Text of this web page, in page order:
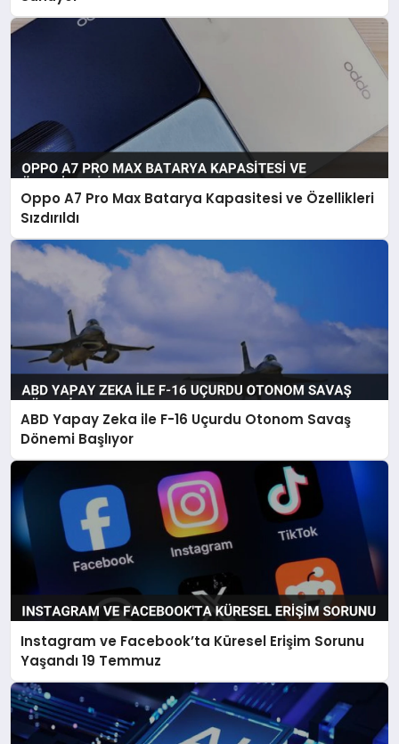
Oppo A7 Pro Max Batarya Kapasitesi ve Özellikleri
Sızdırıldı
ABD Yapay Zeka ile F-16 Uçurdu Otonom Savaş
Dönemi Başlıyor
Instagram ve Facebook’ta Küresel Erişim Sorunu
Yaşandı 19 Temmuz